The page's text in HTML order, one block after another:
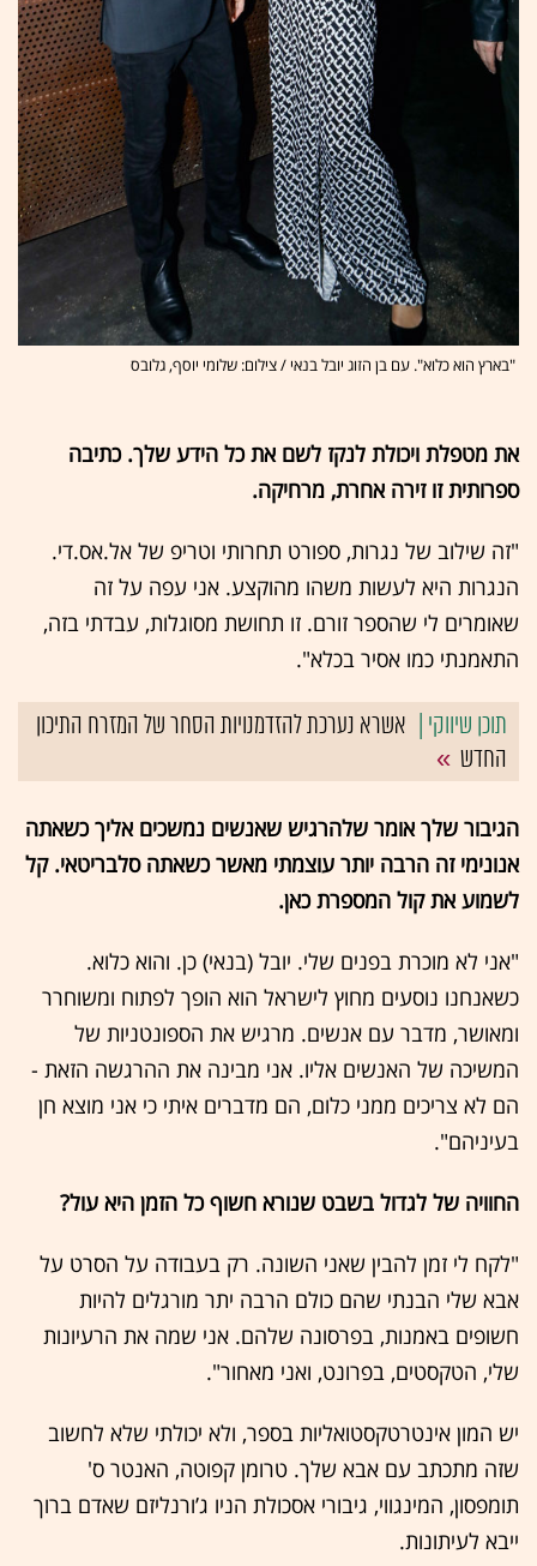
"בארץ הוא כלוא". עם בן הזוג יובל בנאי / צילום: שלומי יוסף, גלובס
את מטפלת ויכולת לנקז לשם את כל הידע שלך. כתיבה
ספרותית זו זירה אחרת, מרחיקה.
"זה שילוב של נגרות, ספורט תחרותי וטריפ של אל.אס.די.
הנגרות היא לעשות משהו מהוקצע. אני עפה על זה
שאומרים לי שהספר זורם. זו תחושת מסוגלות, עבדתי בזה,
התאמנתי כמו אסיר בכלא".
אשרא נערכת להזדמנויות הסחר של המזרח התיכון
החדש
הגיבור שלך אומר שלהרגיש שאנשים נמשכים אליך כשאתה
אנונימי זה הרבה יותר עוצמתי מאשר כשאתה סלבריטאי. קל
לשמוע את קול המספרת כאן.
"אני לא מוכרת בפנים שלי. יובל (בנאי) כן. והוא כלוא.
כשאנחנו נוסעים מחוץ לישראל הוא הופך לפתוח ומשוחרר
ומאושר, מדבר עם אנשים. מרגיש את הספונטניות של
המשיכה של האנשים אליו. אני מבינה את ההרגשה הזאת -
הם לא צריכים ממני כלום, הם מדברים איתי כי אני מוצא חן
בעיניהם".
החוויה של לגדול בשבט שנורא חשוף כל הזמן היא עול?
"לקח לי זמן להבין שאני השונה. רק בעבודה על הסרט על
אבא שלי הבנתי שהם כולם הרבה יתר מורגלים להיות
חשופים באמנות, בפרסונה שלהם. אני שמה את הרעיונות
שלי, הטקסטים, בפרונט, ואני מאחור".
יש המון אינטרטקסטואליות בספר, ולא יכולתי שלא לחשוב
שזה מתכתב עם אבא שלך. טרומן קפוטה, האנטר ס'
תומפסון, המינגווי, גיבורי אסכולת הניו ג’ורנליזם שאדם ברוך
ייבא לעיתונות.